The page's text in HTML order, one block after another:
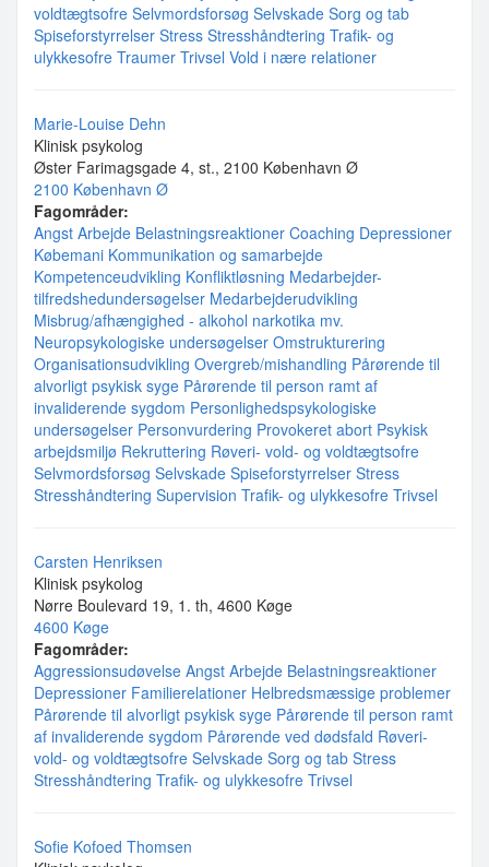
voldtægtsofre Selvmordsforsøg Selvskade Sorg og tab
Spiseforstyrrelser Stress Stresshåndtering Trafik- og
ulykkesofre Traumer Trivsel Vold i nære relationer
Marie-Louise Dehn
Klinisk psykolog
Øster Farimagsgade 4, st., 2100 København Ø
2100 København Ø
Fagområder:
Angst Arbejde Belastningsreaktioner Coaching Depressioner
Købemani Kommunikation og samarbejde
Kompetenceudvikling Konfliktløsning Medarbejder-
tilfredshedundersøgelser Medarbejderudvikling
Misbrug/afhængighed - alkohol narkotika mv.
Neuropsykologiske undersøgelser Omstrukturering
Organisationsudvikling Overgreb/mishandling Pårørende til
alvorligt psykisk syge Pårørende til person ramt af
invaliderende sygdom Personlighedspsykologiske
undersøgelser Personvurdering Provokeret abort Psykisk
arbejdsmiljø Rekruttering Røveri- vold- og voldtægtsofre
Selvmordsforsøg Selvskade Spiseforstyrrelser Stress
Stresshåndtering Supervision Trafik- og ulykkesofre Trivsel
Carsten Henriksen
Klinisk psykolog
Nørre Boulevard 19, 1. th, 4600 Køge
4600 Køge
Fagområder:
Aggressionsudøvelse Angst Arbejde Belastningsreaktioner
Depressioner Familierelationer Helbredsmæssige problemer
Pårørende til alvorligt psykisk syge Pårørende til person ramt
af invaliderende sygdom Pårørende ved dødsfald Røveri-
vold- og voldtægtsofre Selvskade Sorg og tab Stress
Stresshåndtering Trafik- og ulykkesofre Trivsel
Sofie Kofoed Thomsen